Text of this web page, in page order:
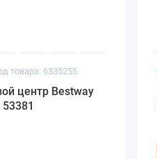
товара: 6335255
центр Bestway